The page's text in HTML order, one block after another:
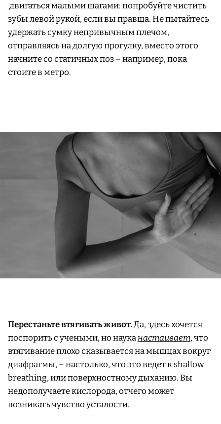
двигаться малыми шагами: попробуйте чистить
зубы левой рукой, если вы правша. Не пытайтесь
удержать сумку непривычным плечом,
отправляясь на долгую прогулку, вместо этого
начните со статичных поз – например, пока
стоите в метро.
Перестаньте втягивать живот.Да, здесь хочется
поспорить с учеными, но науканастаивает, что
втягивание плохо сказывается на мышцах вокруг
диафрагмы, – настолько, что это ведет к shallow
breathing, или поверхностному дыханию. Вы
недополучаете кислорода, отчего может
возникать чувство усталости.